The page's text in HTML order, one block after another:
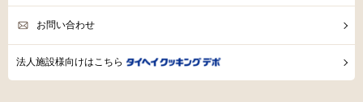
お問い合わせ
法人施設様向けはこちら